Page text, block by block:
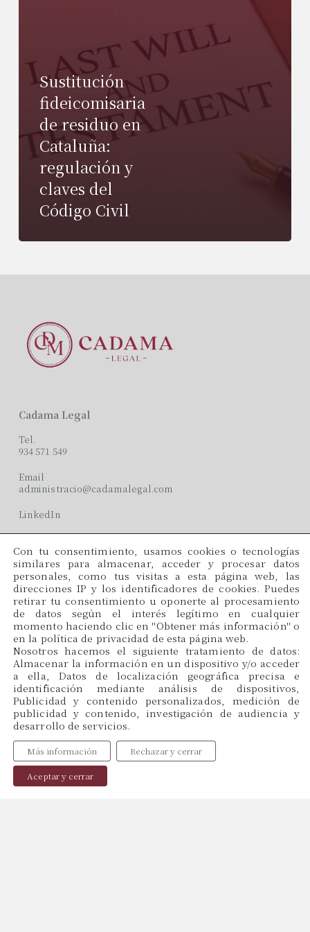
Sustitución
fideicomisaria
de residuo en
Cataluña:
regulación y
claves del
Código Civil
Cadama Legal
Tel.
934 571 549
Email
administracio@cadamalegal.com
LinkedIn
Oficinas
C/ París, 209, 2on 2ª
08008 Barcelona
Idiomas
CAT
ES
EN
Menu
Inicio
Sobre Nosotros
Publicaciones
Con tu consentimiento, usamos cookies o tecnologías
similares para almacenar, acceder y procesar datos
personales, como tus visitas a esta página web, las
direcciones IP y los identificadores de cookies. Puedes
retirar tu consentimiento u oponerte al procesamiento
de datos según el interés legítimo en cualquier
momento haciendo clic en ''Obtener más información'' o
en la política de privacidad de esta página web.
Nosotros hacemos el siguiente tratamiento de datos:
Almacenar la información en un dispositivo y/o acceder
a ella, Datos de localización geográfica precisa e
identificación mediante análisis de dispositivos,
Publicidad y contenido personalizados, medición de
publicidad y contenido, investigación de audiencia y
desarrollo de servicios.
Aceptar y cerrar
Rechazar y cerrar
Más información